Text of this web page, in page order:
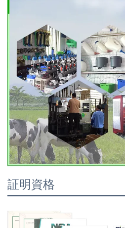
証明資格